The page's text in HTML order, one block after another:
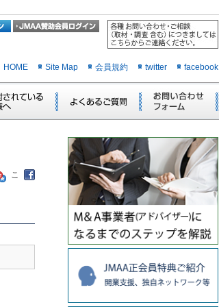
HOME Site Map 会員規約 twitter facebook